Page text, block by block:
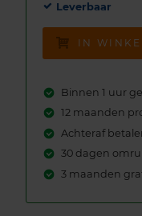
Leverbaar
IN
Binnen 1 uur
12 maanden
Achteraf
30 dagen
3 maanden